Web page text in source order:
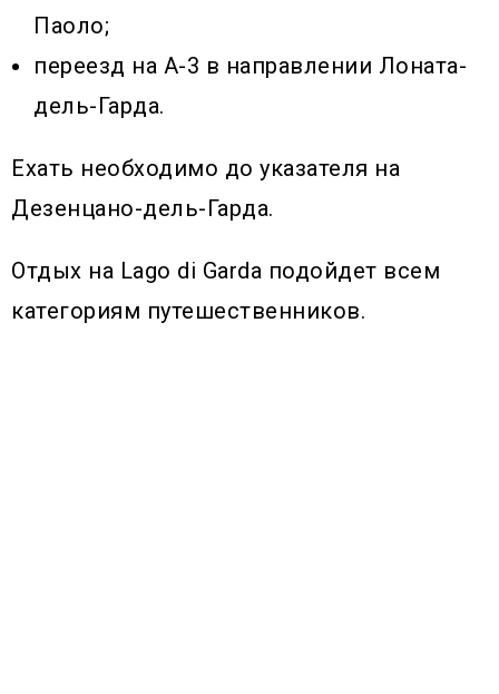
Паоло;
переезд на А-3 в направлении Лоната-
дель-Гарда.
Ехать необходимо до указателя на
Дезенцано-дель-Гарда.
Отдых на Lago di Garda подойдет всем
категориям путешественников.